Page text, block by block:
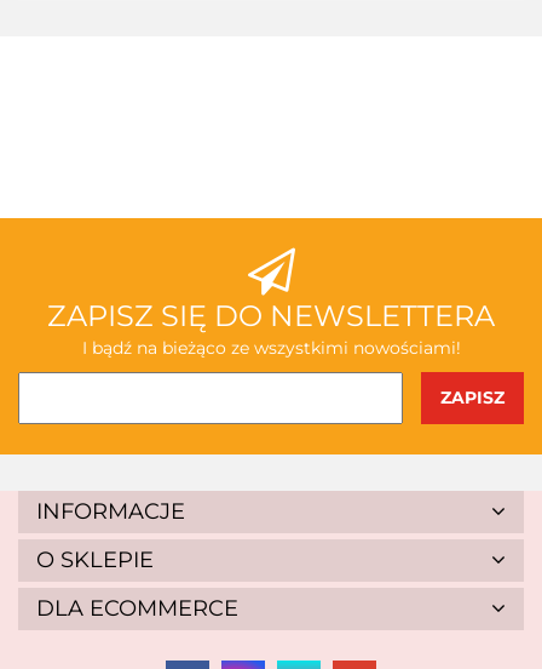
ABAKUS
AKSJOMAT
ZAPISZ SIĘ DO NEWSLETTERA
I bądź na bieżąco ze wszystkimi nowościami!
INFORMACJE
O SKLEPIE
DLA ECOMMERCE